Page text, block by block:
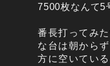
7500枚なんて5
番長打ってみ
な台は朝から
方に空いてい